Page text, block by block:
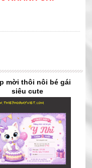
mời thôi nôi bé gái
siêu cute